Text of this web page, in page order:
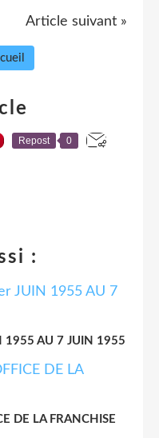
Article suivant »
Repost 0
:
1955 AU 7 JUIN 1955
DE LA FRANCHISE